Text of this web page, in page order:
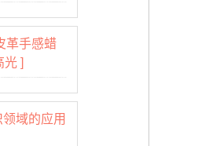
革手感蜡
光 ]
域的应用